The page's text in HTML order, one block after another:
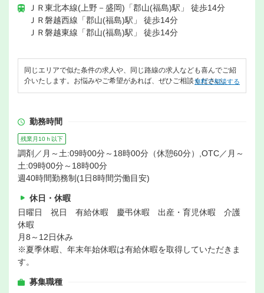
ＪＲ東北本線(上野－盛岡)「郡山(福島)駅」 徒歩14分
ＪＲ磐越西線「郡山(福島)駅」 徒歩14分
ＪＲ磐越東線「郡山(福島)駅」 徒歩14分
同じエリアで似た条件の求人や、同じ路線の求人なども喜んでご紹
介いたします。お悩みやご希望があれば、ぜひご相談ください。
無料で相談する
勤務時間
残業月10ｈ以下
調剤／月～土:09時00分～18時00分（休憩60分）,OTC／月～
土:09時00分～18時00分
週40時間勤務制(1日8時間労働目安)
休日・休暇
日曜日 祝日 有給休暇 慶弔休暇 出産・育児休暇 介護
休暇
月8～12日休み
※夏季休暇、年末年始休暇は有給休暇を取得していただきま
す。
募集職種